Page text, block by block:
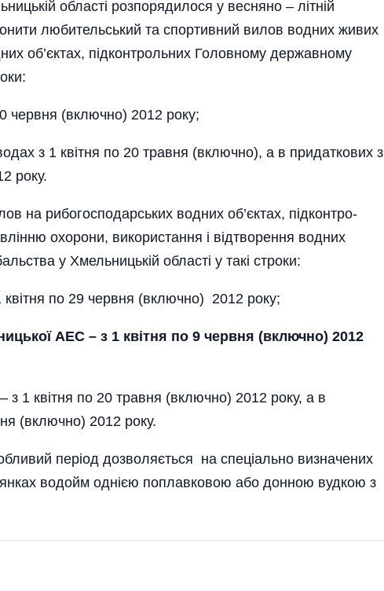
області розпорядилося у весняно – літній
любительський та спортивний вилов водних живих
об’єктах, підконтрольних Головному державному
червня (включно) 2012 року;
з 1 квітня по 20 травня (включно), а в придаткових з
року.
на рибогосподарських водних об’єктах, підконтро­
охорони, використання і відтворення водних
у Хмельницькій області у такі строки:
квітня по 29 червня (включно) 2012 року;
АЕС – з 1 квітня по 9 червня (включно) 2012
з 1 квітня по 20 травня (включно) 2012 року, а в
(включно) 2012 року.
період дозволяється на спеціально визначених
водойм однією поплавковою або донною вудкою з